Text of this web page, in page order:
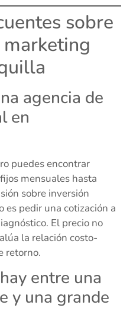
sobre
agencia de
en
puedes encontrar
mensuales hasta
sobre inversión
es pedir una cotización a
El precio no
la relación costo-
retorno.
entre una
y una grande